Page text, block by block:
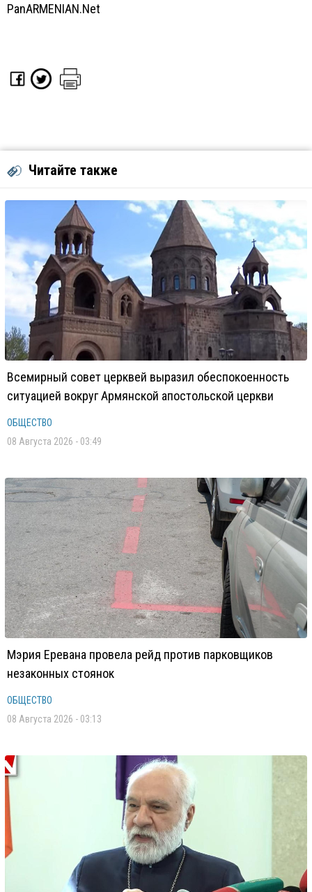
PanARMENIAN.Net
Читайте также
Всемирный совет церквей выразил обеспокоенность
ситуацией вокруг Армянской апостольской церкви
ОБЩЕСТВО
08 Августа 2026 - 03:49
Мэрия Еревана провела рейд против парковщиков
незаконных стоянок
ОБЩЕСТВО
08 Августа 2026 - 03:13